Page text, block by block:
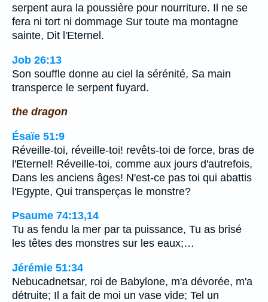
serpent aura la poussière pour nourriture. Il ne se
fera ni tort ni dommage Sur toute ma montagne
sainte, Dit l'Eternel.
Job 26:13
Son souffle donne au ciel la sérénité, Sa main
transperce le serpent fuyard.
the dragon
Ésaïe 51:9
Réveille-toi, réveille-toi! revêts-toi de force, bras de
l'Eternel! Réveille-toi, comme aux jours d'autrefois,
Dans les anciens âges! N'est-ce pas toi qui abattis
l'Egypte, Qui transperças le monstre?
Psaume 74:13,14
Tu as fendu la mer par ta puissance, Tu as brisé
les têtes des monstres sur les eaux;…
Jérémie 51:34
Nebucadnetsar, roi de Babylone, m'a dévorée, m'a
détruite; Il a fait de moi un vase vide; Tel un